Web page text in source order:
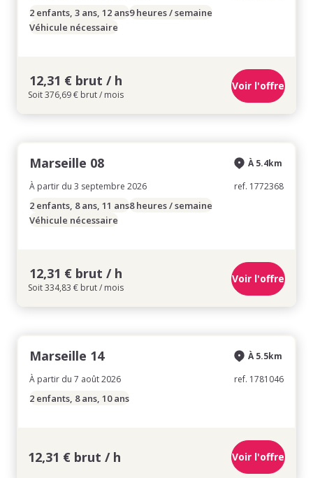
2 enfants, 3 ans, 12 ans9 heures / semaine
Véhicule nécessaire
12,31 € brut / h
Soit 376,69 € brut / mois
Voir l'offre
Marseille 08
À partir du 3 septembre 2026
À 5.4km
ref. 1772368
2 enfants, 8 ans, 11 ans8 heures / semaine
Véhicule nécessaire
12,31 € brut / h
Soit 334,83 € brut / mois
Voir l'offre
Marseille 14
À partir du 7 août 2026
À 5.5km
ref. 1781046
2 enfants, 8 ans, 10 ans
12,31 € brut / h Voir l'offre